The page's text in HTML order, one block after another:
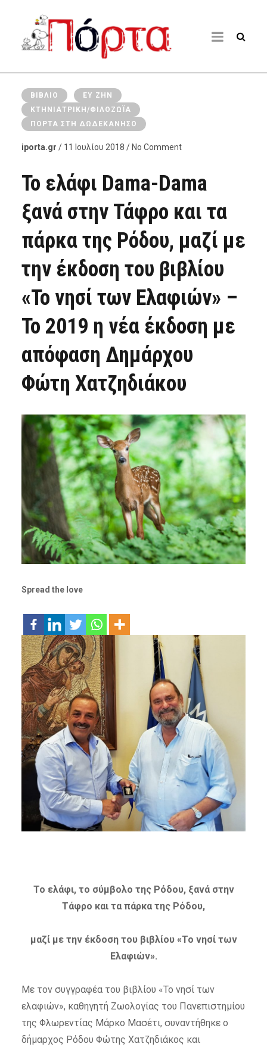
ΒΙΒΛΊΟ
ΕΥ ΖΗΝ
ΚΤΗΝΙΑΤΡΙΚΉ/ΦΙΛΟΖΩΪ́Α
ΠΌΡΤΑ ΣΤΗ ΔΩΔΕΚΆΝΗΣΟ
iporta.gr / 11 Ιουλίου 2018 / No Comment
Το ελάφι Dama-Dama
ξανά στην Τάφρο και τα
πάρκα της Ρόδου, μαζί με
την έκδοση του βιβλίου
«Το νησί των Ελαφιών» –
To 2019 η νέα έκδοση με
απόφαση Δημάρχου
Φώτη Χατζηδιάκου
Spread the love
Το ελάφι, το σύμβολο της Ρόδου, ξανά στην
Τάφρο και τα πάρκα της Ρόδου,
μαζί με την έκδοση του βιβλίου «Το νησί των
Ελαφιών».
Με τον συγγραφέα του βιβλίου «Το νησί των
ελαφιών», καθηγητή Ζωολογίας του Πανεπιστημίου
της Φλωρεντίας Μάρκο Μασέτι, συναντήθηκε ο
δήμαρχος Ρόδου Φώτης Χατζηδιάκος και